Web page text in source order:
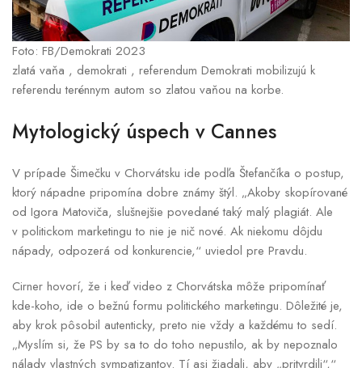
Foto: FB/Demokrati 2023
zlatá vaňa , demokrati , referendum Demokrati mobilizujú k
referendu terénnym autom so zlatou vaňou na korbe.
Mytologický úspech v Cannes
V prípade Šimečku v Chorvátsku ide podľa Štefančíka o postup,
ktorý nápadne pripomína dobre známy štýl. „Akoby skopírované
od Igora Matoviča, slušnejšie povedané taký malý plagiát. Ale
v politickom marketingu to nie je nič nové. Ak niekomu dôjdu
nápady, odpozerá od konkurencie,“ uviedol pre Pravdu.
Cirner hovorí, že i keď video z Chorvátska môže pripomínať
kde-koho, ide o bežnú formu politického marketingu. Dôležité je,
aby krok pôsobil autenticky, preto nie vždy a každému to sedí.
„Myslím si, že PS by sa to do toho nepustilo, ak by nepoznalo
nálady vlastných sympatizantov. Tí asi žiadali, aby „pritvrdili“,“